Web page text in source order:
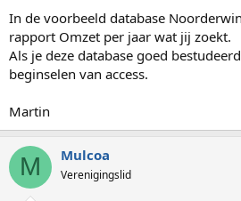
t
e
r
In de voorbeeld database
rapport Omzet per jaar wat jij zoekt.
Als je deze database goed
beginselen van access.
Martin
M Mulcoa
Verenigingslid